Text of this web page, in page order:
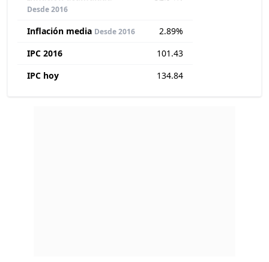
Desde 2016
Inflación media Desde 2016
2.89%
IPC 2016
101.43
IPC hoy
134.84